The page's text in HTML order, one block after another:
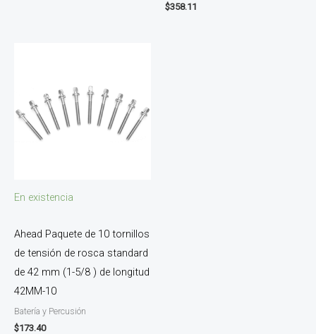
$358.11
En existencia
Ahead Paquete de 10 tornillos
de tensión de rosca standard
de 42 mm (1-5/8 ) de longitud
42MM-10
Batería y Percusión
$173.40